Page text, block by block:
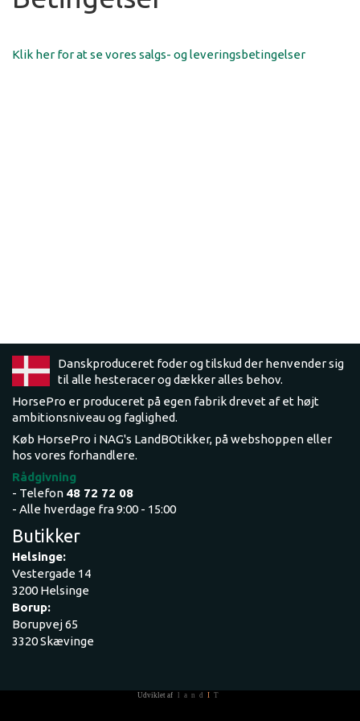
Klik her for at se vores salgs- og leveringsbetingelser
Danskproduceret foder og tilskud der henvender sig
til alle hesteracer og dækker alles behov.
HorsePro er produceret på egen fabrik drevet af et højt
ambitionsniveau og faglighed.
Køb HorsePro i NAG's LandBOtikker, på webshoppen eller
hos vores forhandlere.
Rådgivning
- Telefon 48 72 72 08
- Alle hverdage fra 9:00 - 15:00
Butikker
Helsinge:
Vestergade 14
3200 Helsinge
Borup:
Borupvej 65
3320 Skævinge
Udviklet af land I T